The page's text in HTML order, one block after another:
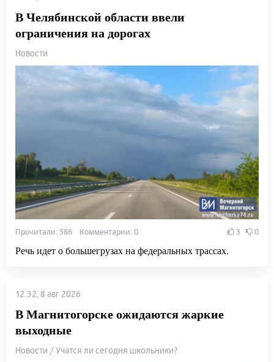
В Челябинской области ввели
ограничения на дорогах
Новости
Прочитали: 586 Комментарии: 0 3 0
Речь идет о большегрузах на федеральных трассах.
12:32, 8 авг 2026
В Магнитогорске ожидаются жаркие
выходные
Новости / Учатся ли сегодня школьники?